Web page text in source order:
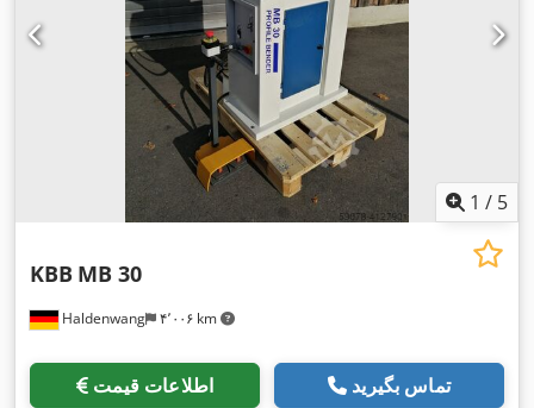
1 / 5
Haldenwang ۴٬۰۰۶ km
KBB MB 30
اطلاعات قیمت تماس بگیرید